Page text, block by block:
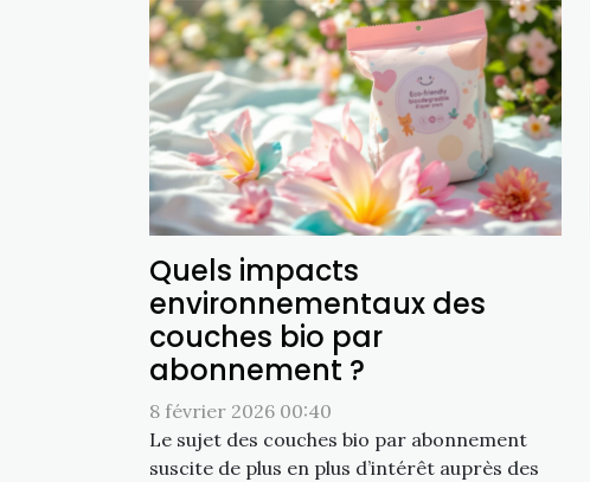
Quels impacts
environnementaux des
couches bio par
abonnement ?
8 février 2026 00:40
Le sujet des couches bio par abonnement
suscite de plus en plus d’intérêt auprès des